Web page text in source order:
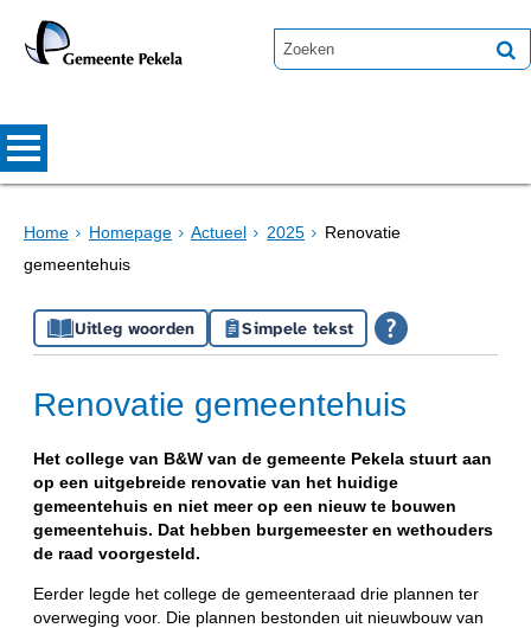
Home Homepage Actueel 2025
Renovatie
gemeentehuis
Uitleg woorden Simpele tekst
Renovatie gemeentehuis
Het college van B&W van de gemeente Pekela stuurt aan
op een uitgebreide renovatie van het huidige
gemeentehuis en niet meer op een nieuw te bouwen
gemeentehuis. Dat hebben burgemeester en wethouders
de raad voorgesteld.
Eerder legde het college de gemeenteraad drie plannen ter
overweging voor. Die plannen bestonden uit nieuwbouw van